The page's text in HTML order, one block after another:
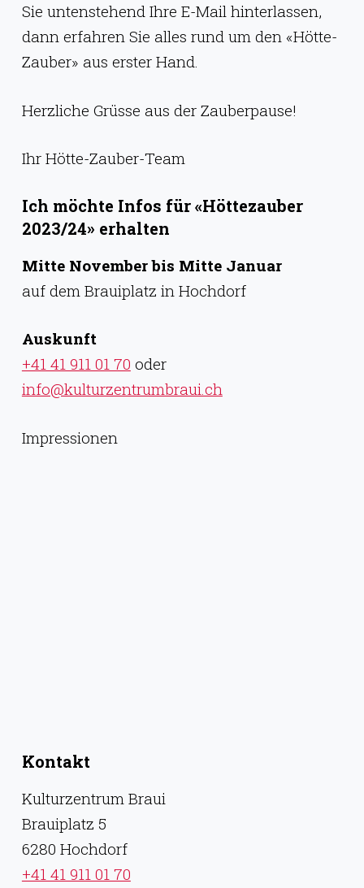
Sie untenstehend Ihre E-Mail hinterlassen,
dann erfahren Sie alles rund um den «Hötte-
Zauber» aus erster Hand.
Herzliche Grüsse aus der Zauberpause!
Ihr Hötte-Zauber-Team
Ich möchte Infos für «Höttezauber
2023/24» erhalten
Mitte November bis Mitte Januar
auf dem Brauiplatz in Hochdorf
Auskunft
+41 41 911 01 70 oder
info@kulturzentrumbraui.ch
Impressionen
Kontakt
Kulturzentrum Braui
Brauiplatz 5
6280 Hochdorf
+41 41 911 01 70